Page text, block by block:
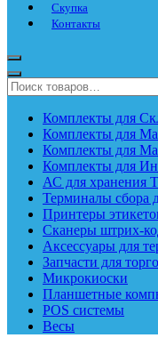
Скупка
Контакты
Комплекты для
Комплекты для
Комплекты для
Комплекты для
АС для хранения
Терминалы сбора
Принтеры
Сканеры штрих-
Аксессуары для
Запчасти для
Микрокиоски
Планшетные
POS системы
Весы